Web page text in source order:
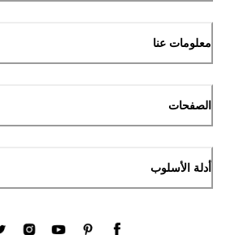
معلومات عنا
الصفحات
أدلة الأسلوب